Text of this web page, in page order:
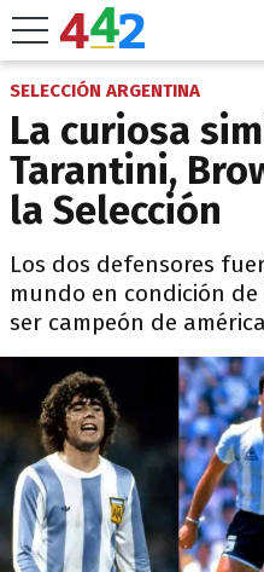
SELECCIÓN ARGENTINA
La curiosa
Tarantini,
la Selección
Los dos defensores
mundo en condición
ser campeón de